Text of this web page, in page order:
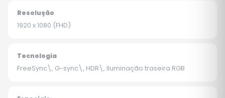
Resolução
1920 x 1080 (FHD)
Tecnologia
FreeSync\, G-sync\, HDR\, Iluminação traseira RGB